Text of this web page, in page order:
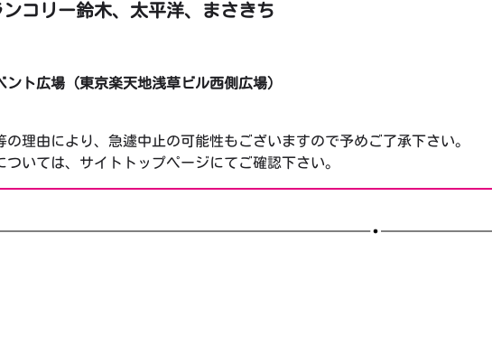
コリー鈴木、太平洋、まさきち
ト広場（東京楽天地浅草ビル西側広場）
理由により、急遽中止の可能性もございますので予めご了承下さい。
いては、サイトトップページにてご確認下さい。